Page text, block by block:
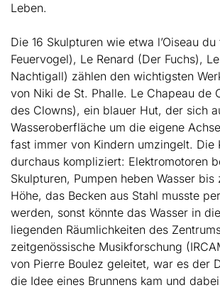
Leben.
Die 16 Skulpturen wie etwa l’Oiseau
Feuervogel), Le Renard (Der Fuchs),
Nachtigall) zählen den wichtigsten
von Niki de St. Phalle. Le Chapeau de
des Clowns), ein blauer Hut, der sich
Wasseroberfläche um die eigene
fast immer von Kindern umzingelt. Die
durchaus kompliziert: Elektromotoren
Skulpturen, Pumpen heben Wasser bis
Höhe, das Becken aus Stahl musste
werden, sonst könnte das Wasser in
liegenden Räumlichkeiten des
zeitgenössische Musikforschung
von Pierre Boulez geleitet, war es der
die Idee eines Brunnens kam und